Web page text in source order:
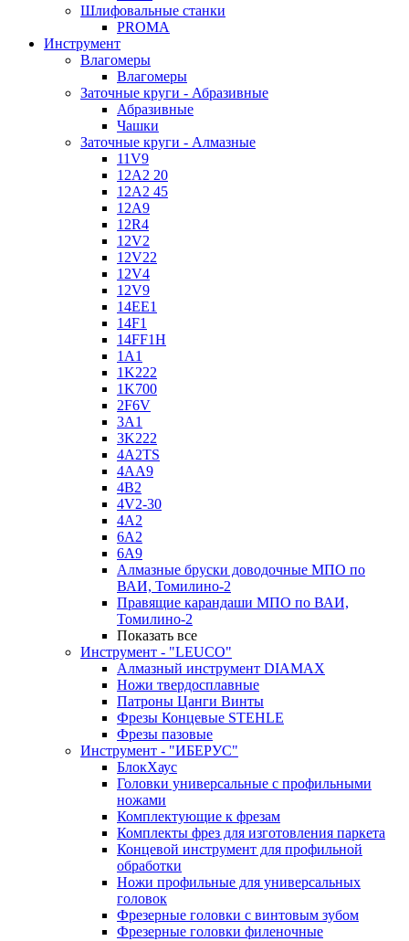
Шлифовальные станки
PROMA
Инструмент
Влагомеры
Влагомеры
Заточные круги - Абразивные
Абразивные
Чашки
Заточные круги - Алмазные
11V9
12A2 20
12A2 45
12A9
12R4
12V2
12V22
12V4
12V9
14EE1
14F1
14FF1H
1A1
1K222
1K700
2F6V
3A1
3K222
4A2TS
4AA9
4B2
4V2-30
4А2
6A2
6A9
Алмазные бруски доводочные МПО по
ВАИ, Томилино-2
Правящие карандаши МПО по ВАИ,
Томилино-2
Показать все
Инструмент - "LEUCO"
Алмазный инструмент DIAMAX
Ножи твердосплавные
Патроны Цанги Винты
Фрезы Концевые STEHLE
Фрезы пазовые
Инструмент - "ИБЕРУС"
БлокХаус
Головки универсальные с профильными
ножами
Комплектующие к фрезам
Комплекты фрез для изготовления паркета
Концевой инструмент для профильной
обработки
Ножи профильные для универсальных
головок
Фрезерные головки с винтовым зубом
Фрезерные головки филеночные